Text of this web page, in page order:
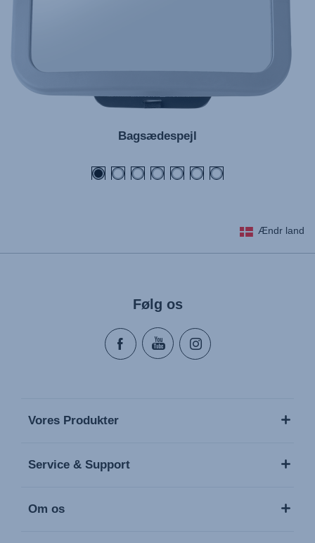
Bagsædespejl
Ændr land
Følg os
Vores Produkter
Service & Support
Om os